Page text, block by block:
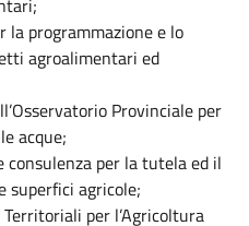
programmazione e lo
agroalimentari ed
Provinciale per
acque;
per la tutela ed il
superfici agricole;
per l’Agricoltura